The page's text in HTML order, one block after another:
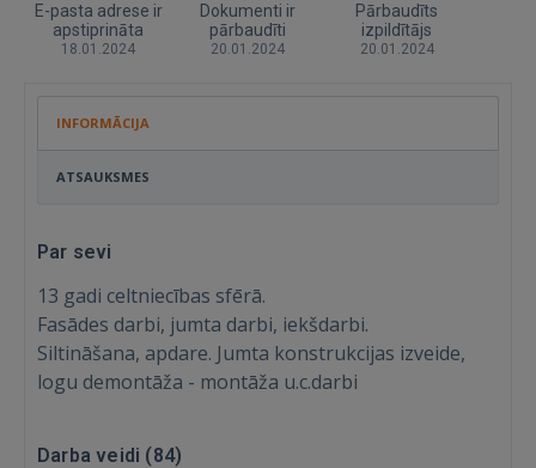
E-pasta adrese ir
apstiprināta
18.01.2024
Dokumenti ir
pārbaudīti
20.01.2024
Pārbaudīts
izpildītājs
20.01.2024
INFORMĀCIJA
ATSAUKSMES
Par sevi
13 gadi celtniecības sfērā.
Fasādes darbi, jumta darbi, iekšdarbi.
Siltināšana, apdare. Jumta konstrukcijas izveide,
logu demontāža - montāža u.c.darbi
Darba veidi (84)